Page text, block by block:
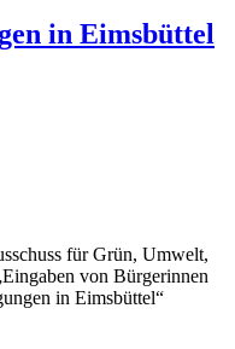
in Eimsbüttel
für Grün, Umwelt,
von Bürgerinnen
in Eimsbüttel“